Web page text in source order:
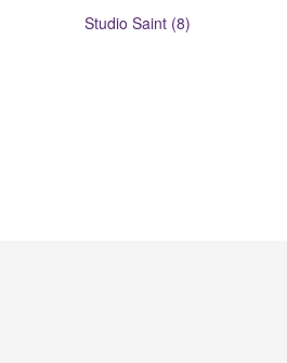
Studio Saint (8)